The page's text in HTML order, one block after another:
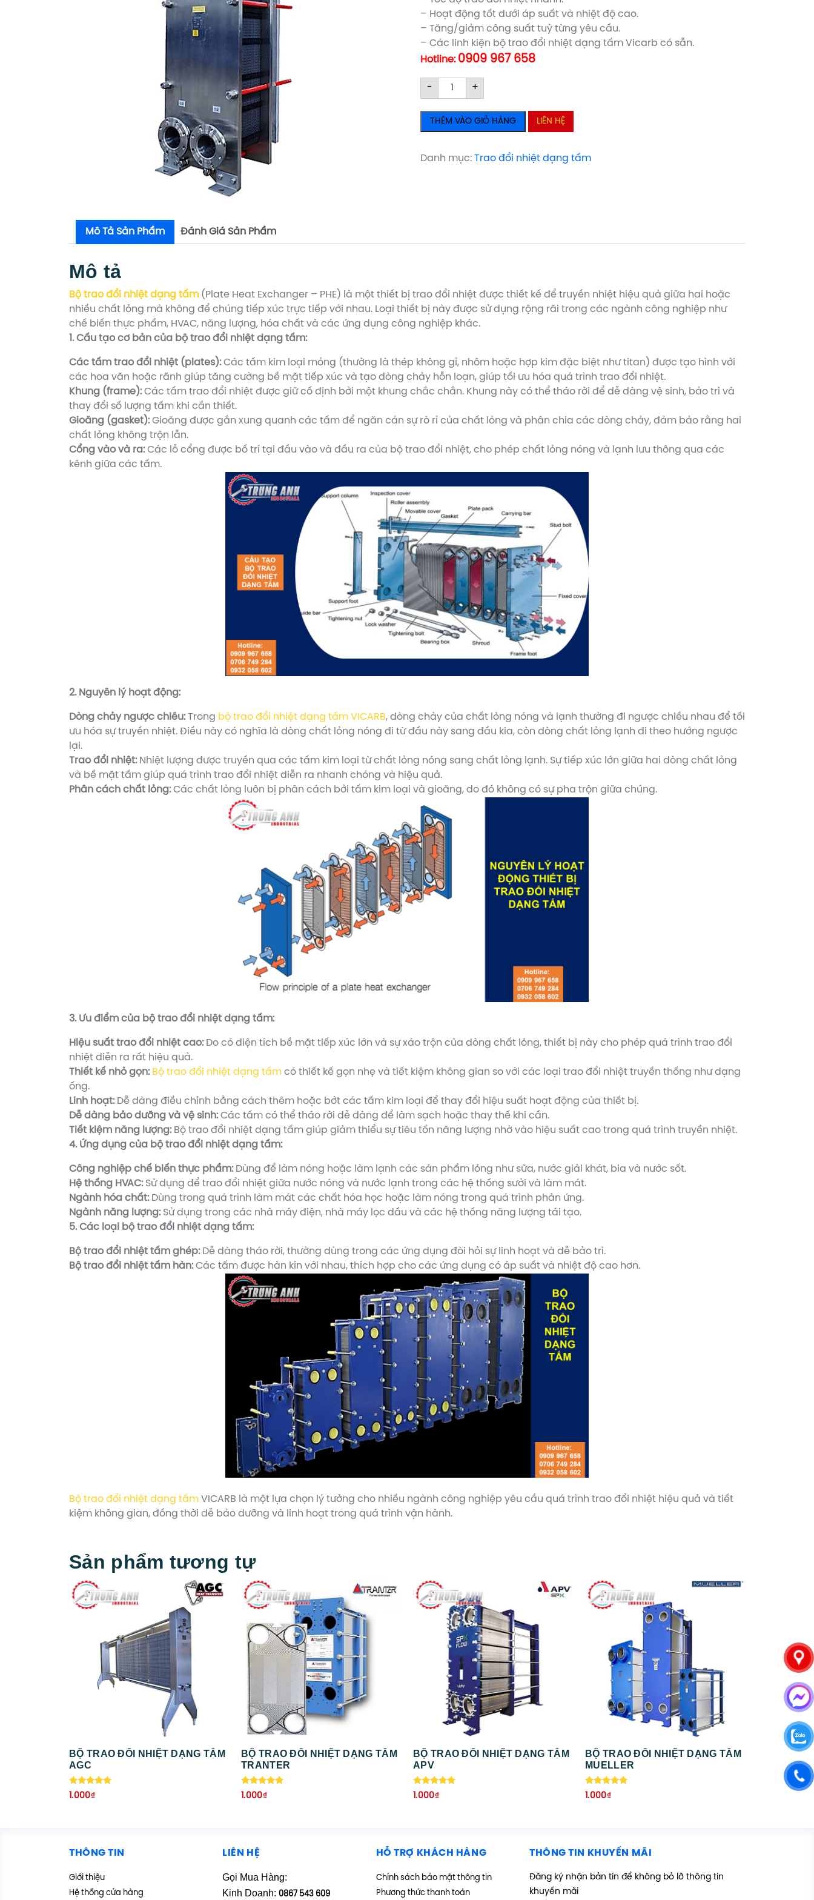
– Hoạt động tốt dưới áp suất và nhiệt độ cao.
– Tăng/giảm công suất tuỳ từng yêu cầu.
– Các linh kiện bộ trao đổi nhiệt dạng tấm Vicarb có sẵn.
Hotline: 0909 967 658
BỘ
TRAO
ĐỔI
TẤM
-
BỘ
TRAO
ĐỔI
TẤM
+
THÊM VÀO GIỎ HÀNG LIÊN HỆ
Danh mục:Trao đổi nhiệt dạng tấm
Mô Tả Sản Phẩm Đánh Giá Sản Phẩm
Mô tả
Bộ trao đổi nhiệt dạng tấm (Plate Heat Exchanger – PHE) là một thiết bị trao đổi nhiệt được thiết kế để truyền nhiệt hiệu quả giữa hai hoặc
nhiều chất lỏng mà không để chúng tiếp xúc trực tiếp với nhau. Loại thiết bị này được sử dụng rộng rãi trong các ngành công nghiệp như
chế biến thực phẩm, HVAC, năng lượng, hóa chất và các ứng dụng công nghiệp khác.
1. Cấu tạo cơ bản của bộ trao đổi nhiệt dạng tấm:
Các tấm trao đổi nhiệt (plates):Các tấm kim loại mỏng (thường là thép không gỉ, nhôm hoặc hợp kim đặc biệt như titan) được tạo hình với
các hoa văn hoặc rãnh giúp tăng cường bề mặt tiếp xúc và tạo dòng chảy hỗn loạn, giúp tối ưu hóa quá trình trao đổi nhiệt.
Khung (frame):Các tấm trao đổi nhiệt được giữ cố định bởi một khung chắc chắn. Khung này có thể tháo rời để dễ dàng vệ sinh, bảo trì và
thay đổi số lượng tấm khi cần thiết.
Gioăng (gasket):Gioăng được gắn xung quanh các tấm để ngăn cản sự rò rỉ của chất lỏng và phân chia các dòng chảy, đảm bảo rằng hai
chất lỏng không trộn lẫn.
Cổng vào và ra:Các lỗ cổng được bố trí tại đầu vào và đầu ra của bộ trao đổi nhiệt, cho phép chất lỏng nóng và lạnh lưu thông qua các
kênh giữa các tấm.
2. Nguyên lý hoạt động:
Dòng chảy ngược chiều:Trong bộ trao đổi nhiệt dạng tấm VICARB, dòng chảy của chất lỏng nóng và lạnh thường đi ngược chiều nhau để tối
ưu hóa sự truyền nhiệt. Điều này có nghĩa là dòng chất lỏng nóng đi từ đầu này sang đầu kia, còn dòng chất lỏng lạnh đi theo hướng ngược
lại.
Trao đổi nhiệt:Nhiệt lượng được truyền qua các tấm kim loại từ chất lỏng nóng sang chất lỏng lạnh. Sự tiếp xúc lớn giữa hai dòng chất lỏng
và bề mặt tấm giúp quá trình trao đổi nhiệt diễn ra nhanh chóng và hiệu quả.
Phân cách chất lỏng:Các chất lỏng luôn bị phân cách bởi tấm kim loại và gioăng, do đó không có sự pha trộn giữa chúng.
3. Ưu điểm của bộ trao đổi nhiệt dạng tấm:
Hiệu suất trao đổi nhiệt cao:Do có diện tích bề mặt tiếp xúc lớn và sự xáo trộn của dòng chất lỏng, thiết bị này cho phép quá trình trao đổi
nhiệt diễn ra rất hiệu quả.
Thiết kế nhỏ gọn: Bộ trao đổi nhiệt dạng tấm có thiết kế gọn nhẹ và tiết kiệm không gian so với các loại trao đổi nhiệt truyền thống như dạng
ống.
Linh hoạt:Dễ dàng điều chỉnh bằng cách thêm hoặc bớt các tấm kim loại để thay đổi hiệu suất hoạt động của thiết bị.
Dễ dàng bảo dưỡng và vệ sinh:Các tấm có thể tháo rời dễ dàng để làm sạch hoặc thay thế khi cần.
Tiết kiệm năng lượng:Bộ trao đổi nhiệt dạng tấm giúp giảm thiểu sự tiêu tốn năng lượng nhờ vào hiệu suất cao trong quá trình truyền nhiệt.
4. Ứng dụng của bộ trao đổi nhiệt dạng tấm:
Công nghiệp chế biến thực phẩm:Dùng để làm nóng hoặc làm lạnh các sản phẩm lỏng như sữa, nước giải khát, bia và nước sốt.
Hệ thống HVAC:Sử dụng để trao đổi nhiệt giữa nước nóng và nước lạnh trong các hệ thống sưởi và làm mát.
Ngành hóa chất:Dùng trong quá trình làm mát các chất hóa học hoặc làm nóng trong quá trình phản ứng.
Ngành năng lượng:Sử dụng trong các nhà máy điện, nhà máy lọc dầu và các hệ thống năng lượng tái tạo.
5. Các loại bộ trao đổi nhiệt dạng tấm:
Bộ trao đổi nhiệt tấm ghép:Dễ dàng tháo rời, thường dùng trong các ứng dụng đòi hỏi sự linh hoạt và dễ bảo trì.
Bộ trao đổi nhiệt tấm hàn:Các tấm được hàn kín với nhau, thích hợp cho các ứng dụng có áp suất và nhiệt độ cao hơn.
Bộ trao đổi nhiệt dạng tấm VICARB là một lựa chọn lý tưởng cho nhiều ngành công nghiệp yêu cầu quá trình trao đổi nhiệt hiệu quả và tiết
kiệm không gian, đồng thời dễ bảo dưỡng và linh hoạt trong quá trình vận hành.
Sản phẩm tương tự
BỘ TRAO ĐỔI NHIỆT DẠNG TẤM
AGC
Được xếp
hạng
1.000₫
BỘ TRAO ĐỔI NHIỆT DẠNG TẤM
TRANTER
Được xếp
hạng
1.000₫
BỘ TRAO ĐỔI NHIỆT DẠNG TẤM
APV
Được xếp
hạng
1.000₫
BỘ TRAO ĐỔI NHIỆT DẠNG TẤM
MUELLER
Được xếp
hạng
1.000₫
THÔNG TIN
Giới thiệu
Hệ thống cửa hàng
LIÊN HỆ
Gọi Mua Hàng:
Kinh Doanh: 0867 543 609
HỖ TRỢ KHÁCH HÀNG
Chính sách bảo mật thông tin
Phương thức thanh toán
THÔNG TIN KHUYẾN MÃI
Đăng ký nhận bản tin để không bỏ lỡ thông tin
khuyến mãi